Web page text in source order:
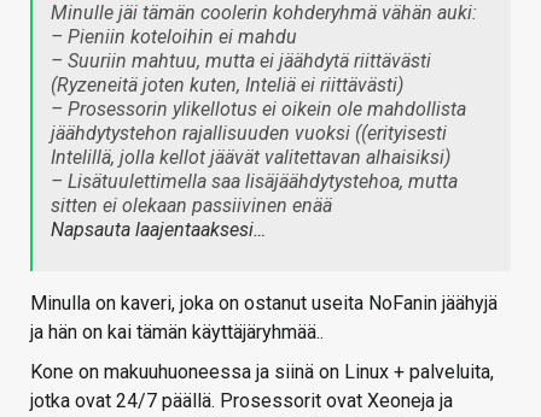
Minulle jäi tämän coolerin kohderyhmä vähän auki:
– Pieniin koteloihin ei mahdu
– Suuriin mahtuu, mutta ei jäähdytä riittävästi
(Ryzeneitä joten kuten, Inteliä ei riittävästi)
– Prosessorin ylikellotus ei oikein ole mahdollista
jäähdytystehon rajallisuuden vuoksi ((erityisesti
Intelillä, jolla kellot jäävät valitettavan alhaisiksi)
– Lisätuulettimella saa lisäjäähdytystehoa, mutta
sitten ei olekaan passiivinen enää
Napsauta laajentaaksesi…
Minulla on kaveri, joka on ostanut useita NoFanin jäähyjä
ja hän on kai tämän käyttäjäryhmää..
Kone on makuuhuoneessa ja siinä on Linux + palveluita,
jotka ovat 24/7 päällä. Prosessorit ovat Xeoneja ja